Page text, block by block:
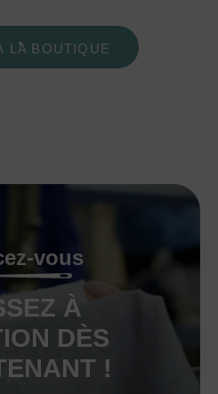
LA BOUTIQUE
vous
À
DÈS
!